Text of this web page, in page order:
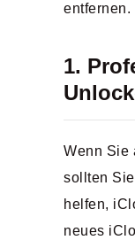
entfernen.
1.
Wenn Sie
sollten Sie
helfen,
neues